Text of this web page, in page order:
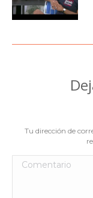
Tu dirección de
Comentario